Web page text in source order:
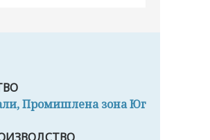
Промишлена зона Юг